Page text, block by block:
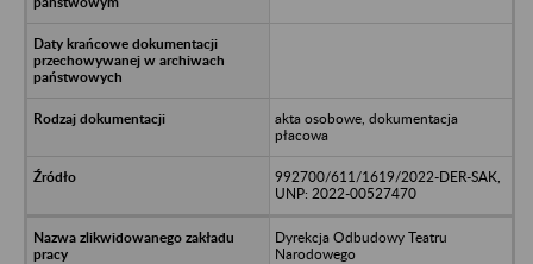
akta osobowe, dokumentacja
płacowa
992700/611/1619/2022-DER-SAK,
UNP: 2022-00527470
Dyrekcja Odbudowy Teatru
Narodowego